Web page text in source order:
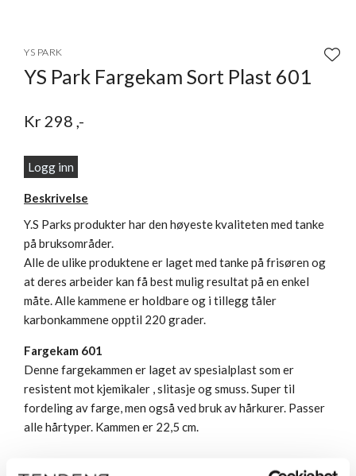
of
1
YS PARK
YS Park Fargekam Sort Plast 601
Kr 298 ,-
Logg inn
Beskrivelse
Y.S Parks produkter har den høyeste kvaliteten med tanke
på bruksområder.
Alle de ulike produktene er laget med tanke på frisøren og
at deres arbeider kan få best mulig resultat på en enkel
måte. Alle kammene er holdbare og i tillegg tåler
karbonkammene opptil 220 grader.
Fargekam 601
Denne fargekammen er laget av spesialplast som er
resistent mot kjemikaler , slitasje og smuss. Super til
fordeling av farge, men også ved bruk av hårkurer. Passer
alle hårtyper. Kammen er 22,5 cm.